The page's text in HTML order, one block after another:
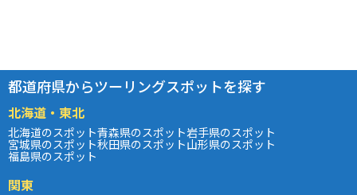
都道府県からツーリングスポットを探す
北海道・東北
北海道のスポット青森県のスポット岩手県のスポット
宮城県のスポット秋田県のスポット山形県のスポット
福島県のスポット
関東